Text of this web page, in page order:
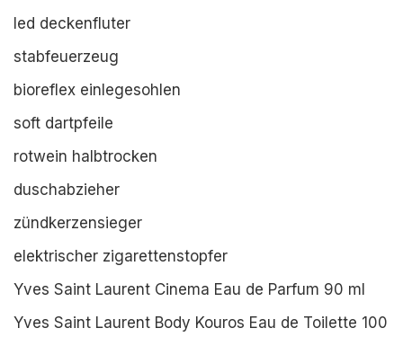
led deckenfluter
stabfeuerzeug
bioreflex einlegesohlen
soft dartpfeile
rotwein halbtrocken
duschabzieher
zündkerzensieger
elektrischer zigarettenstopfer
Yves Saint Laurent Cinema Eau de Parfum 90 ml
Yves Saint Laurent Body Kouros Eau de Toilette 100